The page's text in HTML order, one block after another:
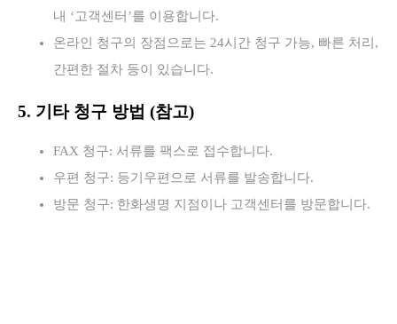
내 ‘고객센터’를 이용합니다.
온라인 청구의 장점으로는 24시간 청구 가능, 빠른 처리,
간편한 절차 등이 있습니다.
5. 기타 청구 방법 (참고)
FAX 청구: 서류를 팩스로 접수합니다.
우편 청구: 등기우편으로 서류를 발송합니다.
방문 청구: 한화생명 지점이나 고객센터를 방문합니다.